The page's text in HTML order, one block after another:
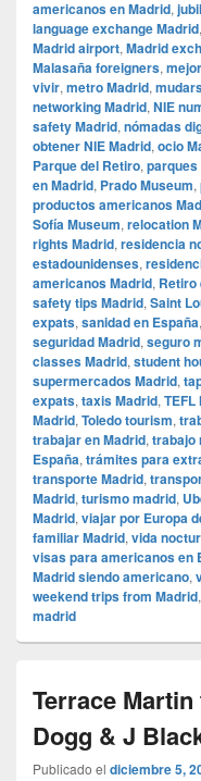
americanos en Madrid,
language exchange Madrid,
Madrid airport, Madrid
Malasaña foreigners,
vivir, metro Madrid,
networking Madrid, NIE
safety Madrid, nómadas
obtener NIE Madrid, ocio
Parque del Retiro, parques
en Madrid, Prado Museum,
productos americanos
Sofía Museum, relocation
rights Madrid, residencia
estadounidenses,
americanos Madrid, Retiro
safety tips Madrid, Saint
expats, sanidad en España,
seguridad Madrid, seguro
classes Madrid, student
supermercados Madrid,
expats, taxis Madrid, TEFL
Madrid, Toledo tourism,
trabajar en Madrid, trabajo
España, trámites para
transporte Madrid,
Madrid, turismo madrid,
Madrid, viajar por Europa
familiar Madrid, vida
visas para americanos en
Madrid siendo americano,
weekend trips from Madrid,
madrid
Terrace
Dogg & J
Publicado el diciembre 5,